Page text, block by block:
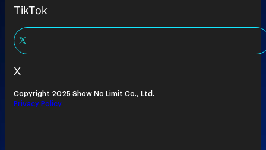
TikTok
X
Copyright 2025 Show No Limit Co., Ltd.
Privacy Policy